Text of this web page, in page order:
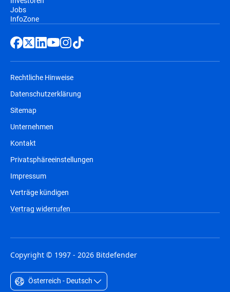
Jobs
InfoZone
Rechtliche Hinweise
Datenschutzerklärung
Sitemap
Unternehmen
Kontakt
Privatsphäreeinstellungen
Impressum
Verträge kündigen
Vertrag widerrufen
Copyright © 1997 - 2026 Bitdefender
Österreich - Deutsch